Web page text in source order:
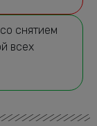
снятием
всех